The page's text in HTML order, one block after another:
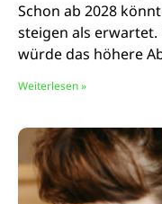
Schon ab 2028
steigen als
würde das höhere
Weiterlesen »